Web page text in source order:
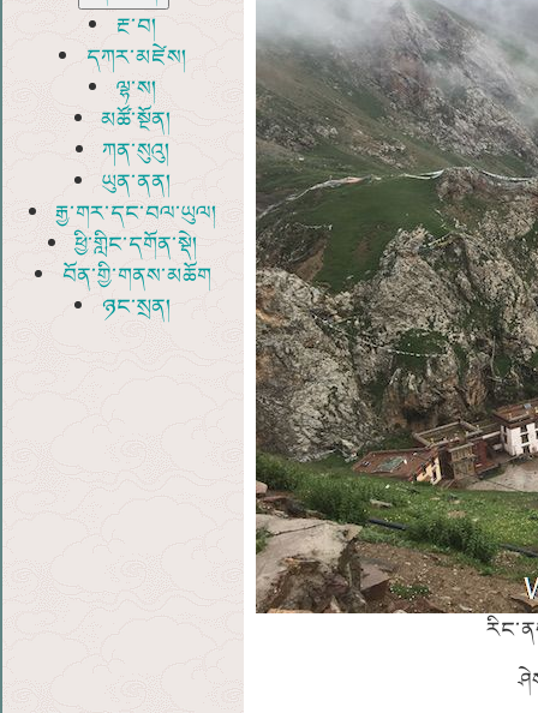
རྔ་བ།
དཀར་མཛེས།
ལྷ་ས།
མཚོ་སྔོན།
ཀན་སུའུ།
ཡུན་ནན།
རྒྱ་གར་དང་བལ་ཡུལ།
ཕྱི་གླིང་དགོན་སྡེ།
བོན་གྱི་གནས་མཆོག
ཉང་སྲན།